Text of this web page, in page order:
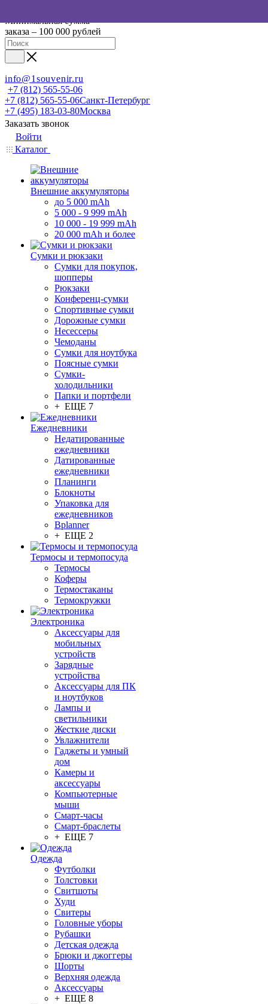
Минимальная сумма
заказа – 100 000 рублей
info@1souvenir.ru
+7 (812) 565-55-06
+7 (812) 565-55-06Санкт-Петербург
+7 (495) 183-03-80Москва
Заказать звонок
Войти
Каталог
Внешние аккумуляторы
до 5 000 mAh
5 000 - 9 999 mAh
10 000 - 19 999 mAh
20 000 mAh и более
Сумки и рюкзаки
Сумки для покупок,
шопперы
Рюкзаки
Конференц-сумки
Спортивные сумки
Дорожные сумки
Несессеры
Чемоданы
Сумки для ноутбука
Поясные сумки
Сумки-
холодильники
Папки и портфели
+ ЕЩЕ 7
Ежедневники
Недатированные
ежедневники
Датированные
ежедневники
Планинги
Блокноты
Упаковка для
ежедневников
Bplanner
+ ЕЩЕ 2
Термосы и термопосуда
Термосы
Коферы
Термостаканы
Термокружки
Электроника
Аксессуары для
мобильных
устройств
Зарядные
устройства
Аксессуары для ПК
и ноутбуков
Лампы и
светильники
Жесткие диски
Увлажнители
Гаджеты и умный
дом
Камеры и
аксессуары
Компьютерные
мыши
Смарт-часы
Смарт-браслеты
+ ЕЩЕ 7
Одежда
Футболки
Толстовки
Свитшоты
Худи
Свитеры
Головные уборы
Рубашки
Детская одежда
Брюки и джоггеры
Шорты
Верхняя одежда
Аксессуары
+ ЕЩЕ 8